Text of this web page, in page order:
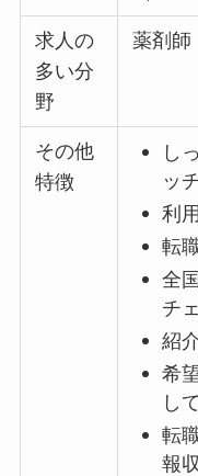
求人の
多い分
野
薬剤師
その他
特徴
し
ッ
利
転
全
チ
紹
希
し
転
報